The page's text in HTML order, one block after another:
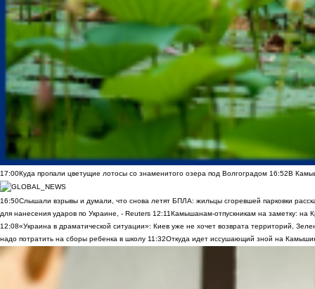
17:00Куда пропали цветущие лотосы со знаменитого озера под Волгоградом 16:52В
16:50Слышали взрывы и думали, что снова летят БПЛА: жильцы сгоревшей парковки
для нанесения ударов по Украине, - Reuters 12:11Камышанам-отпускникам на заметку: на
12:08«Украина в драматической ситуации»: Киев уже не хочет возврата территорий,
надо потратить на сборы ребенка в школу 11:32Откуда идет иссушающий зной на